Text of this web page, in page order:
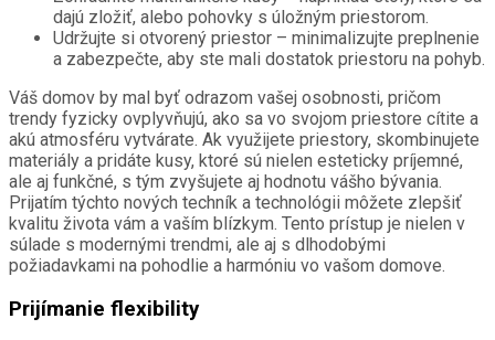
dajú zložiť, alebo pohovky s úložným priestorom.
Udržujte si otvorený priestor – minimalizujte preplnenie
a zabezpečte, aby ste mali dostatok priestoru na pohyb.
Váš domov by mal byť odrazom vašej osobnosti, pričom
trendy fyzicky ovplyvňujú, ako sa vo svojom priestore cítite a
akú atmosféru vytvárate. Ak využijete priestory, skombinujete
materiály a pridáte kusy, ktoré sú nielen esteticky príjemné,
ale aj funkčné, s tým zvyšujete aj hodnotu vášho bývania.
Prijatím týchto nových techník a technológii môžete zlepšiť
kvalitu života vám a vaším blízkym. Tento prístup je nielen v
súlade s modernými trendmi, ale aj s dlhodobými
požiadavkami na pohodlie a harmóniu vo vašom domove.
Prijímanie flexibility